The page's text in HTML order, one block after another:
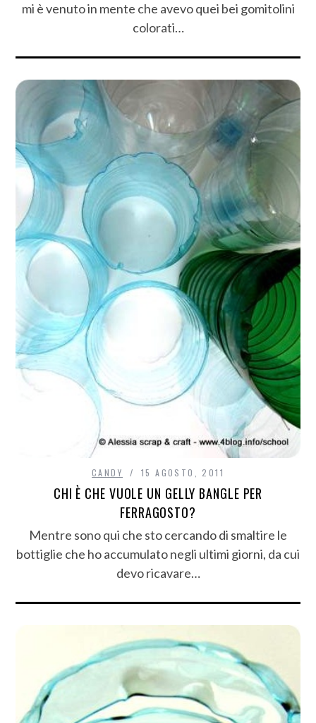
mi è venuto in mente che avevo quei bei gomitolini
colorati…
CANDY 15 AGOSTO, 2011
CHI È CHE VUOLE UN GELLY BANGLE PER
FERRAGOSTO?
Mentre sono qui che sto cercando di smaltire le
bottiglie che ho accumulato negli ultimi giorni, da cui
devo ricavare…